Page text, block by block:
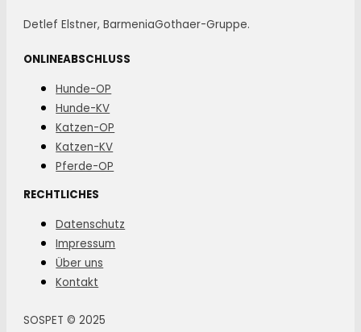
Detlef Elstner, BarmeniaGothaer-Gruppe.
ONLINEABSCHLUSS
Hunde-OP
Hunde-KV
Katzen-OP
Katzen-KV
Pferde-OP
RECHTLICHES
Datenschutz
Impressum
Über uns
Kontakt
SOSPET © 2025